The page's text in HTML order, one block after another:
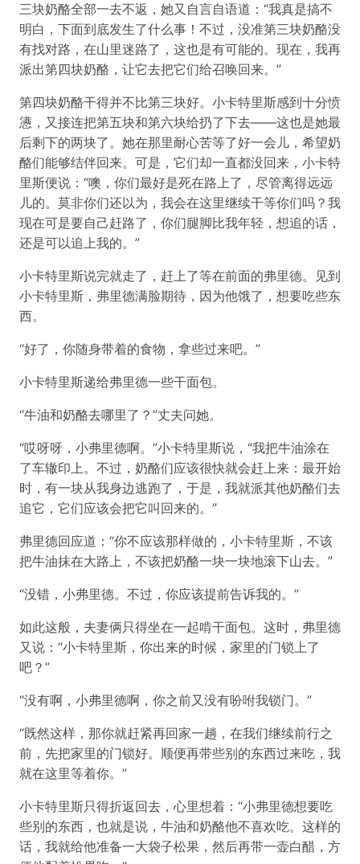
三块奶酪全部一去不返，她又自言自语道：“我真是搞不
明白，下面到底发生了什么事！不过，没准第三块奶酪没
有找对路，在山里迷路了，这也是有可能的。现在，我再
派出第四块奶酪，让它去把它们给召唤回来。”
第四块奶酪干得并不比第三块好。小卡特里斯感到十分愤
懑，又接连把第五块和第六块给扔了下去——这也是她最
后剩下的两块了。她在那里耐心苦等了好一会儿，希望奶
酪们能够结伴回来。可是，它们却一直都没回来，小卡特
里斯便说：“噢，你们最好是死在路上了，尽管离得远远
儿的。莫非你们还以为，我会在这里继续干等你们吗？我
现在可是要自己赶路了，你们腿脚比我年轻，想追的话，
还是可以追上我的。”
小卡特里斯说完就走了，赶上了等在前面的弗里德。见到
小卡特里斯，弗里德满脸期待，因为他饿了，想要吃些东
西。
“好了，你随身带着的食物，拿些过来吧。”
小卡特里斯递给弗里德一些干面包。
“牛油和奶酪去哪里了？”丈夫问她。
“哎呀呀，小弗里德啊。”小卡特里斯说，“我把牛油涂在
了车辙印上。不过，奶酪们应该很快就会赶上来：最开始
时，有一块从我身边逃跑了，于是，我就派其他奶酪们去
追它，它们应该会把它叫回来的。”
弗里德回应道：“你不应该那样做的，小卡特里斯，不该
把牛油抹在大路上，不该把奶酪一块一块地滚下山去。”
“没错，小弗里德。不过，你应该提前告诉我的。”
如此这般，夫妻俩只得坐在一起啃干面包。这时，弗里德
又说：“小卡特里斯，你出来的时候，家里的门锁上了
吧？”
“没有啊，小弗里德啊，你之前又没有吩咐我锁门。”
“既然这样，那你就赶紧再回家一趟，在我们继续前行之
前，先把家里的门锁好。顺便再带些别的东西过来吃，我
就在这里等着你。”
小卡特里斯只得折返回去，心里想着：“小弗里德想要吃
些别的东西，也就是说，牛油和奶酪他不喜欢吃。这样的
话，我就给他准备一大袋子松果，然后再带一壶白醋，方